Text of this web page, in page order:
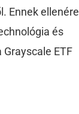
Ennek ellenére
és
ETF